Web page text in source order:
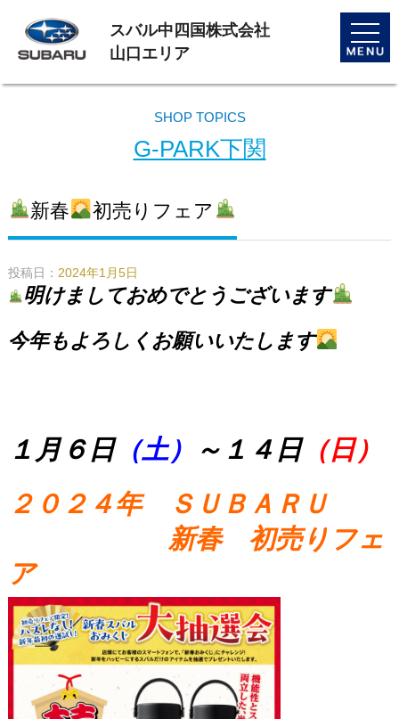
toggle
スバル中四国株式会社
山口エリア
SHOP TOPICS
G-PARK下関
新春 初売りフェア
投稿日： 2024年1月5日
明けましておめでとうございます
今年もよろしくお願いいたします
１月６日（土） ～１４日（日）
２０２４年 ＳＵＢＡＲＵ
新春 初売りフェ
ア